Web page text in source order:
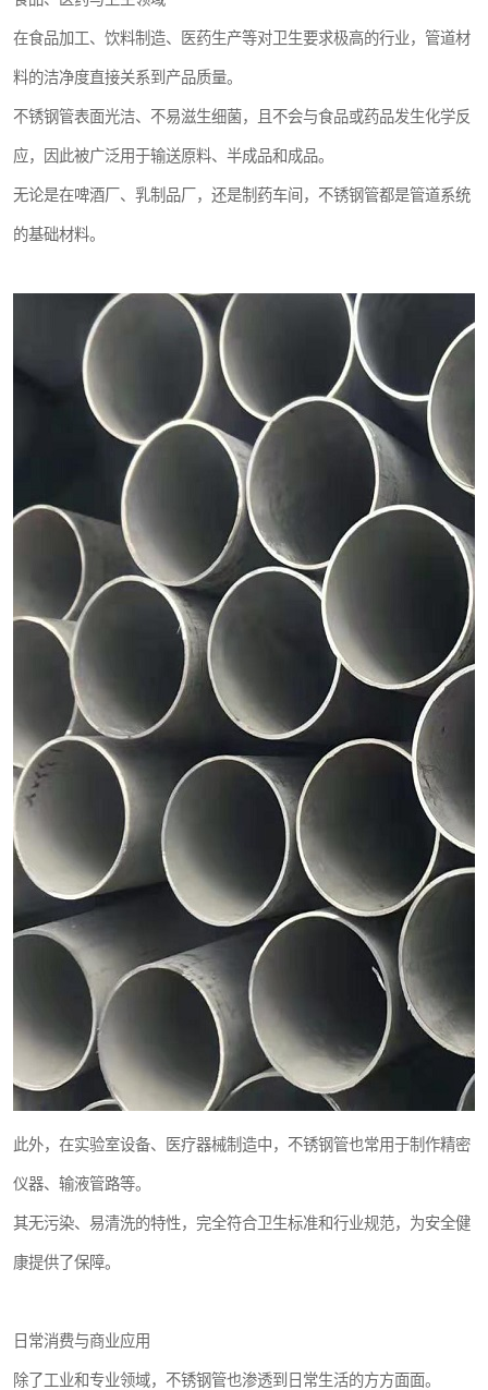
在食品加工、饮料制造、医药生产等对卫生要求极高的行业，管道材
料的洁净度直接关系到产品质量。
不锈钢管表面光洁、不易滋生细菌，且不会与食品或药品发生化学反
应，因此被广泛用于输送原料、半成品和成品。
无论是在啤酒厂、乳制品厂，还是制药车间，不锈钢管都是管道系统
的基础材料。
此外，在实验室设备、医疗器械制造中，不锈钢管也常用于制作精密
仪器、输液管路等。
其无污染、易清洗的特性，完全符合卫生标准和行业规范，为安全健
康提供了保障。
日常消费与商业应用
除了工业和专业领域，不锈钢管也渗透到日常生活的方方面面。